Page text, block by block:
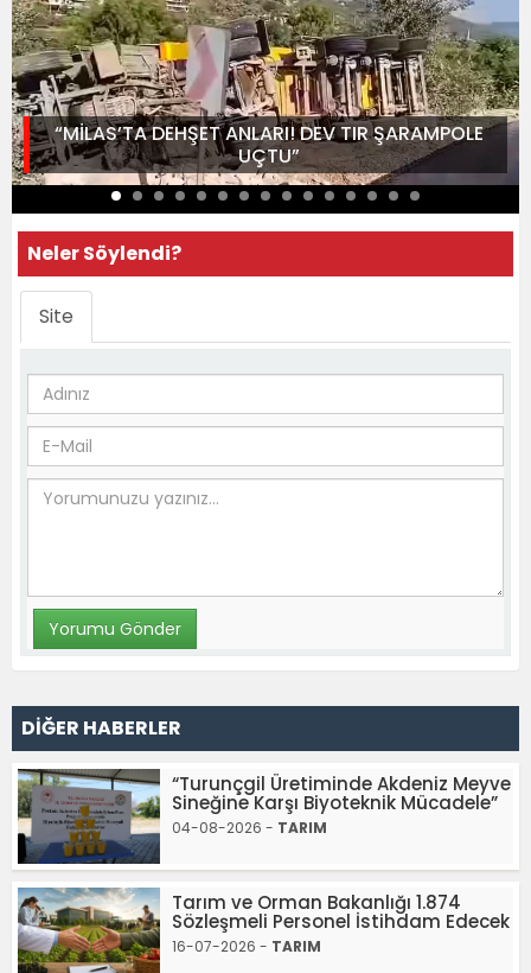
“MİLAS’TA DEHŞET ANLARI! DEV TIR ŞARAMPOLE
UÇTU”
Neler Söylendi?
Site
DİĞER HABERLER
“Turunçgil Üretiminde Akdeniz Meyve
Sineğine Karşı Biyoteknik Mücadele”
04-08-2026 - TARIM
Tarım ve Orman Bakanlığı 1.874
Sözleşmeli Personel İstihdam Edecek
16-07-2026 - TARIM